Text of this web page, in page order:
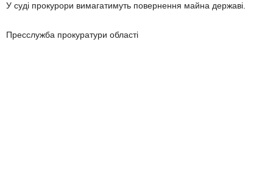
У суді прокурори вимагатимуть повернення майна державі.
Пресслужба прокуратури області